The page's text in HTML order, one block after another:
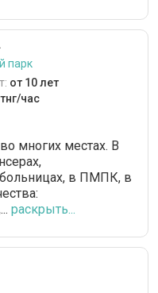
парк
от 10 лет
час
многих местах. В
в ПМПК, в
раскрыть...